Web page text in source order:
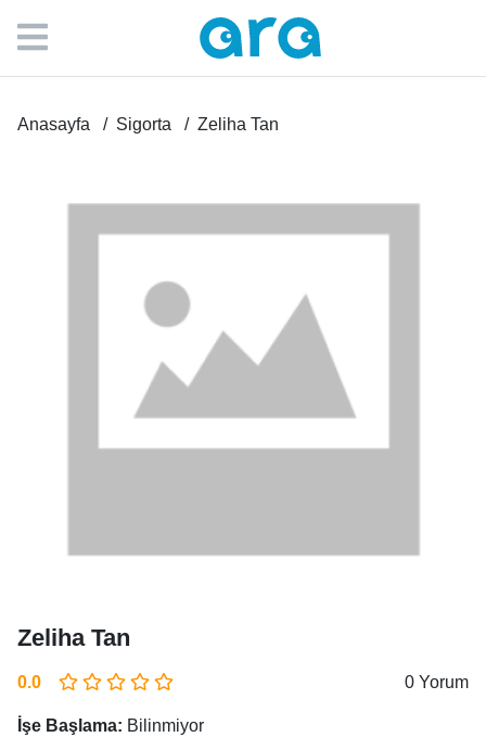
Anasayfa Sigorta Zeliha Tan
Zeliha Tan
0.0 0 Yorum
İşe Başlama: Bilinmiyor